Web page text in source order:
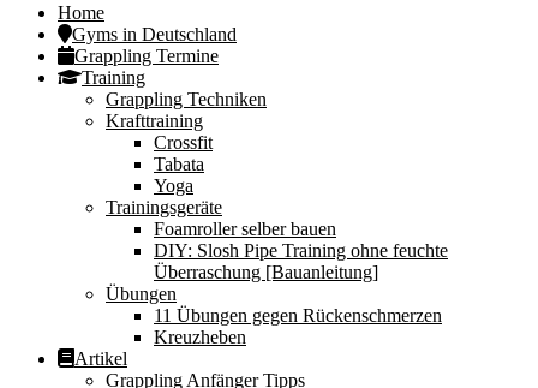
Home
Gyms in Deutschland
Grappling Termine
Training
Grappling Techniken
Krafttraining
Crossfit
Tabata
Yoga
Trainingsgeräte
Foamroller selber bauen
DIY: Slosh Pipe Training ohne feuchte
Überraschung [Bauanleitung]
Übungen
11 Übungen gegen Rückenschmerzen
Kreuzheben
Artikel
Grappling Anfänger Tipps